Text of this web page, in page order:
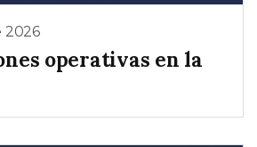
2026
operativas en la